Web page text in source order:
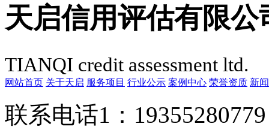
天启信用评估有限公
TIANQI credit assessment ltd.
网站首页 关于天启 服务项目 行业公示 案例中心 荣誉资质 新
联系电话1：